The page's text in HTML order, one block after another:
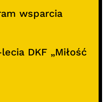
wsparcia
DKF „Miłość